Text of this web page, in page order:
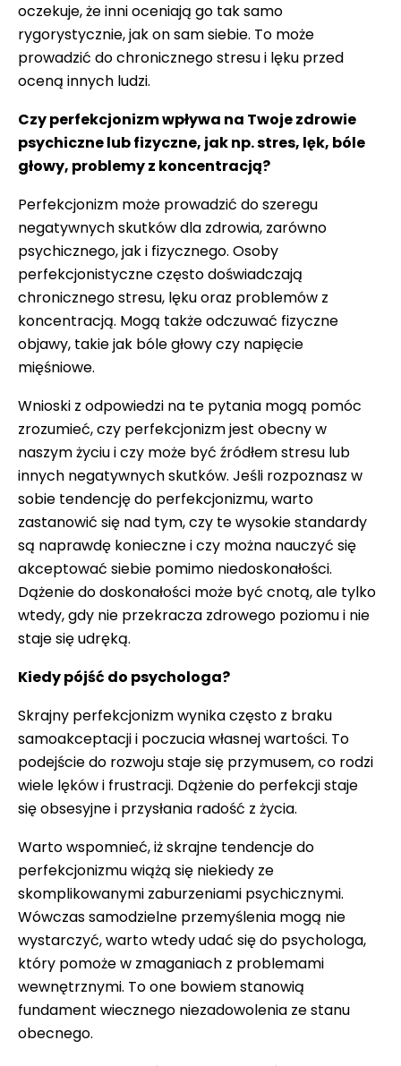
oczekuje, że inni oceniają go tak samo
rygorystycznie, jak on sam siebie. To może
prowadzić do chronicznego stresu i lęku przed
oceną innych ludzi.
Czy perfekcjonizm wpływa na Twoje zdrowie
psychiczne lub fizyczne, jak np. stres, lęk, bóle
głowy, problemy z koncentracją?
Perfekcjonizm może prowadzić do szeregu
negatywnych skutków dla zdrowia, zarówno
psychicznego, jak i fizycznego. Osoby
perfekcjonistyczne często doświadczają
chronicznego stresu, lęku oraz problemów z
koncentracją. Mogą także odczuwać fizyczne
objawy, takie jak bóle głowy czy napięcie
mięśniowe.
Wnioski z odpowiedzi na te pytania mogą pomóc
zrozumieć, czy perfekcjonizm jest obecny w
naszym życiu i czy może być źródłem stresu lub
innych negatywnych skutków. Jeśli rozpoznasz w
sobie tendencję do perfekcjonizmu, warto
zastanowić się nad tym, czy te wysokie standardy
są naprawdę konieczne i czy można nauczyć się
akceptować siebie pomimo niedoskonałości.
Dążenie do doskonałości może być cnotą, ale tylko
wtedy, gdy nie przekracza zdrowego poziomu i nie
staje się udręką.
Kiedy pójść do psychologa?
Skrajny perfekcjonizm wynika często z braku
samoakceptacji i poczucia własnej wartości. To
podejście do rozwoju staje się przymusem, co rodzi
wiele lęków i frustracji. Dążenie do perfekcji staje
się obsesyjne i przysłania radość z życia.
Warto wspomnieć, iż skrajne tendencje do
perfekcjonizmu wiążą się niekiedy ze
skomplikowanymi zaburzeniami psychicznymi.
Wówczas samodzielne przemyślenia mogą nie
wystarczyć, warto wtedy udać się do psychologa,
który pomoże w zmaganiach z problemami
wewnętrznymi. To one bowiem stanowią
fundament wiecznego niezadowolenia ze stanu
obecnego.